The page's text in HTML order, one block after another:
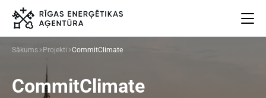
Projekti
Sākums Projekti CommitClimate
CommitClimate